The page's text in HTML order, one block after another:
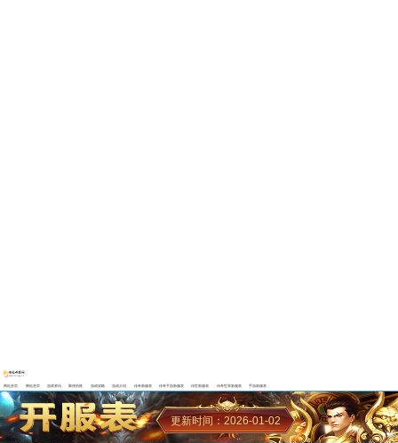
网站首页 网站首页 游戏资讯 聚侠热推 游戏攻略 游戏介绍 传奇新服表 传奇手游新服表 传世新服表 传奇世界新服表 手游新服表
更新时间：2026-01-02